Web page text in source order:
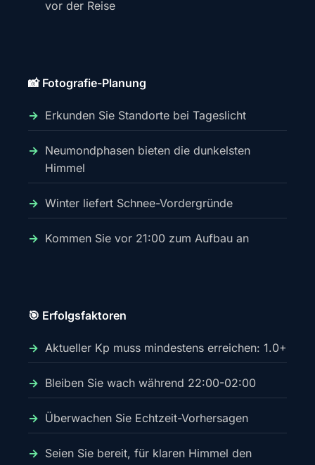
vor der Reise
📸 Fotografie-Planung
Erkunden Sie Standorte bei Tageslicht
Neumondphasen bieten die dunkelsten
Himmel
Winter liefert Schnee-Vordergründe
Kommen Sie vor 21:00 zum Aufbau an
🎯 Erfolgsfaktoren
Aktueller Kp muss mindestens erreichen: 1.0+
Bleiben Sie wach während 22:00-02:00
Überwachen Sie Echtzeit-Vorhersagen
Seien Sie bereit, für klaren Himmel den